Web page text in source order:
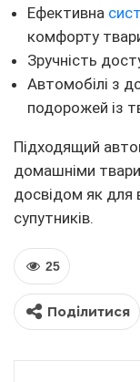
Ефективна
комфорту
Зручність
Автомобілі з
подорожей із
Підходящий
домашніми
досвідом як для
супутників.
25
Поділитися